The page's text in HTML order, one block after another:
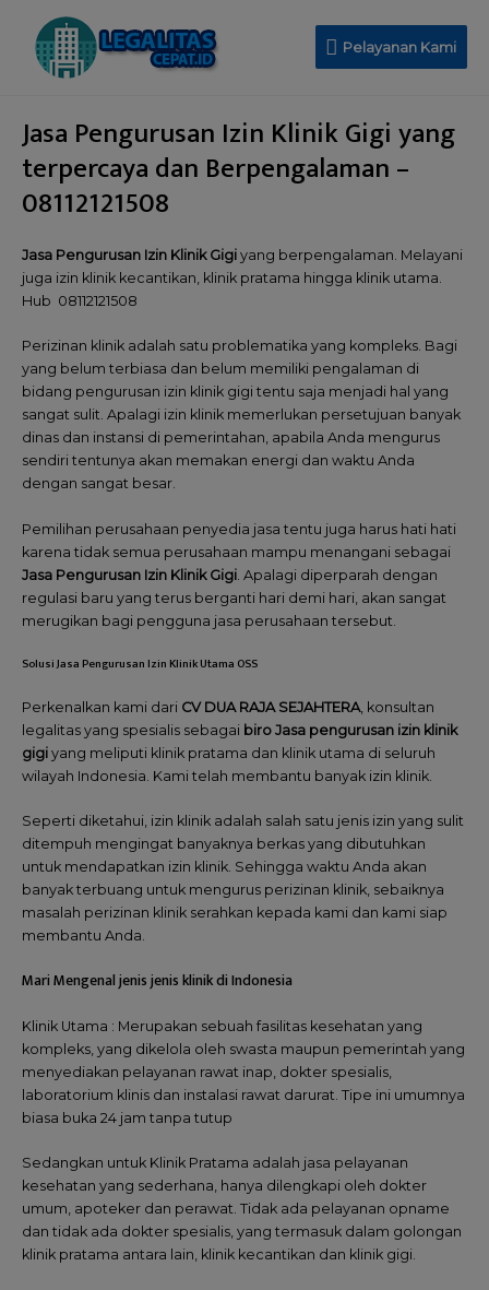
Pelayanan Kami
Jasa Pengurusan Izin Klinik Gigi yang
terpercaya dan Berpengalaman –
08112121508
Jasa Pengurusan Izin Klinik Gigi yang berpengalaman. Melayani
juga izin klinik kecantikan, klinik pratama hingga klinik utama.
Hub 08112121508
Perizinan klinik adalah satu problematika yang kompleks. Bagi
yang belum terbiasa dan belum memiliki pengalaman di
bidang pengurusan izin klinik gigi tentu saja menjadi hal yang
sangat sulit. Apalagi izin klinik memerlukan persetujuan banyak
dinas dan instansi di pemerintahan, apabila Anda mengurus
sendiri tentunya akan memakan energi dan waktu Anda
dengan sangat besar.
Pemilihan perusahaan penyedia jasa tentu juga harus hati hati
karena tidak semua perusahaan mampu menangani sebagai
Jasa Pengurusan Izin Klinik Gigi . Apalagi diperparah dengan
regulasi baru yang terus berganti hari demi hari, akan sangat
merugikan bagi pengguna jasa perusahaan tersebut.
Solusi Jasa Pengurusan Izin Klinik Utama OSS
Perkenalkan kami dari CV DUA RAJA SEJAHTERA , konsultan
legalitas yang spesialis sebagai biro Jasa pengurusan izin klinik
gigi yang meliputi klinik pratama dan klinik utama di seluruh
wilayah Indonesia. Kami telah membantu banyak izin klinik.
Seperti diketahui, izin klinik adalah salah satu jenis izin yang sulit
ditempuh mengingat banyaknya berkas yang dibutuhkan
untuk mendapatkan izin klinik. Sehingga waktu Anda akan
banyak terbuang untuk mengurus perizinan klinik, sebaiknya
masalah perizinan klinik serahkan kepada kami dan kami siap
membantu Anda.
Mari Mengenal jenis jenis klinik di Indonesia
Klinik Utama : Merupakan sebuah fasilitas kesehatan yang
kompleks, yang dikelola oleh swasta maupun pemerintah yang
menyediakan pelayanan rawat inap, dokter spesialis,
laboratorium klinis dan instalasi rawat darurat. Tipe ini umumnya
biasa buka 24 jam tanpa tutup
Sedangkan untuk Klinik Pratama adalah jasa pelayanan
kesehatan yang sederhana, hanya dilengkapi oleh dokter
umum, apoteker dan perawat. Tidak ada pelayanan opname
dan tidak ada dokter spesialis, yang termasuk dalam golongan
klinik pratama antara lain, klinik kecantikan dan klinik gigi.